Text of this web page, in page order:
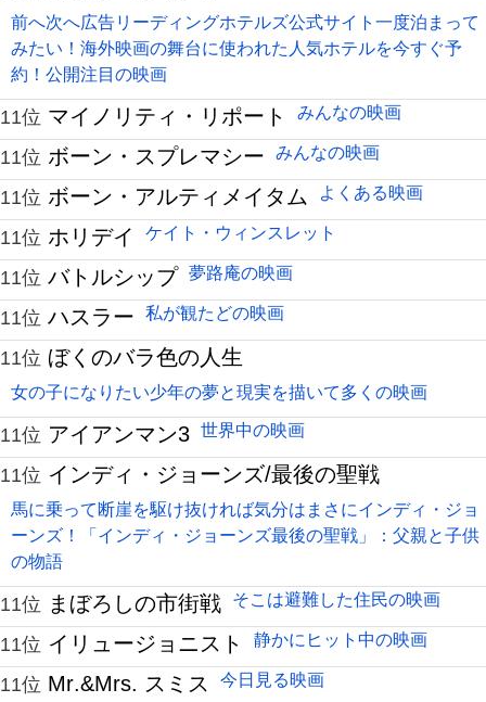
前へ次へ広告リーディングホテルズ公式サイト一度泊まって
みたい！海外映画の舞台に使われた人気ホテルを今すぐ予
約！公開注目の映画
11位 マイノリティ・リポート みんなの映画
11位 ボーン・スプレマシー みんなの映画
11位 ボーン・アルティメイタム よくある映画
11位 ホリデイ ケイト・ウィンスレット
11位 バトルシップ 夢路庵の映画
11位 ハスラー 私が観たどの映画
11位 ぼくのバラ色の人生
女の子になりたい少年の夢と現実を描いて多くの映画
11位 アイアンマン3 世界中の映画
11位 インディ・ジョーンズ/最後の聖戦
馬に乗って断崖を駆け抜ければ気分はまさにインディ・ジョ
ーンズ！「インディ・ジョーンズ最後の聖戦」：父親と子供
の物語
11位 まぼろしの市街戦 そこは避難した住民の映画
11位 イリュージョニスト 静かにヒット中の映画
11位 Mr.&Mrs. スミス 今日見る映画